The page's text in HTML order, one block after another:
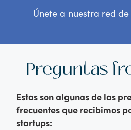
Únete a nuestra red
Preguntas
Estas son algunas de las
frecuentes que recibimos
startups: